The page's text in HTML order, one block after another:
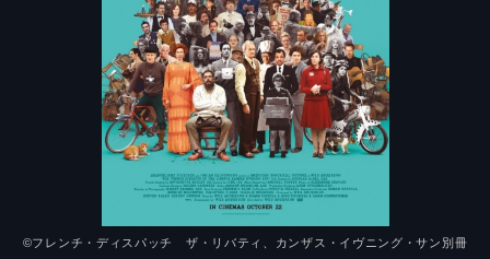
©︎フレンチ・ディスパッチ ザ・リバティ、カンザス・イヴニング・サン別冊